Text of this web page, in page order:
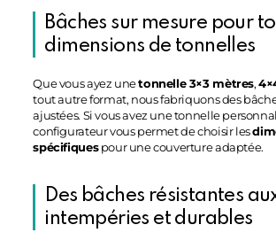
Bâches sur mesure pour
dimensions de tonnelles
Que vous ayez unetonnelle 3×3 mètres,
tout autre format, nous fabriquons des
ajustées. Si vous avez une tonnelle
configurateur vous permet de choisir les
spécifiquespour une couverture adaptée.
Des bâches résistantes
intempéries et durables